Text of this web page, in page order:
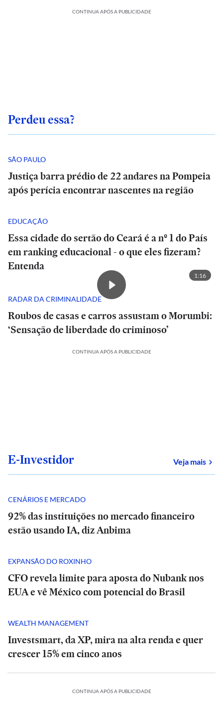
CONTINUA APÓS A PUBLICIDADE
Perdeu essa?
SÃO PAULO
Justiça barra prédio de 22 andares na Pompeia
após perícia encontrar nascentes na região
EDUCAÇÃO
Essa cidade do sertão do Ceará é a nº 1 do País
em ranking educacional - o que eles fizeram?
Entenda
1:16
RADAR DA CRIMINALIDADE
Roubos de casas e carros assustam o Morumbi:
‘Sensação de liberdade do criminoso’
CONTINUA APÓS A PUBLICIDADE
E-Investidor Veja mais
CENÁRIOS E MERCADO
92% das instituições no mercado financeiro
estão usando IA, diz Anbima
EXPANSÃO DO ROXINHO
CFO revela limite para aposta do Nubank nos
EUA e vê México com potencial do Brasil
WEALTH MANAGEMENT
Investsmart, da XP, mira na alta renda e quer
crescer 15% em cinco anos
CONTINUA APÓS A PUBLICIDADE